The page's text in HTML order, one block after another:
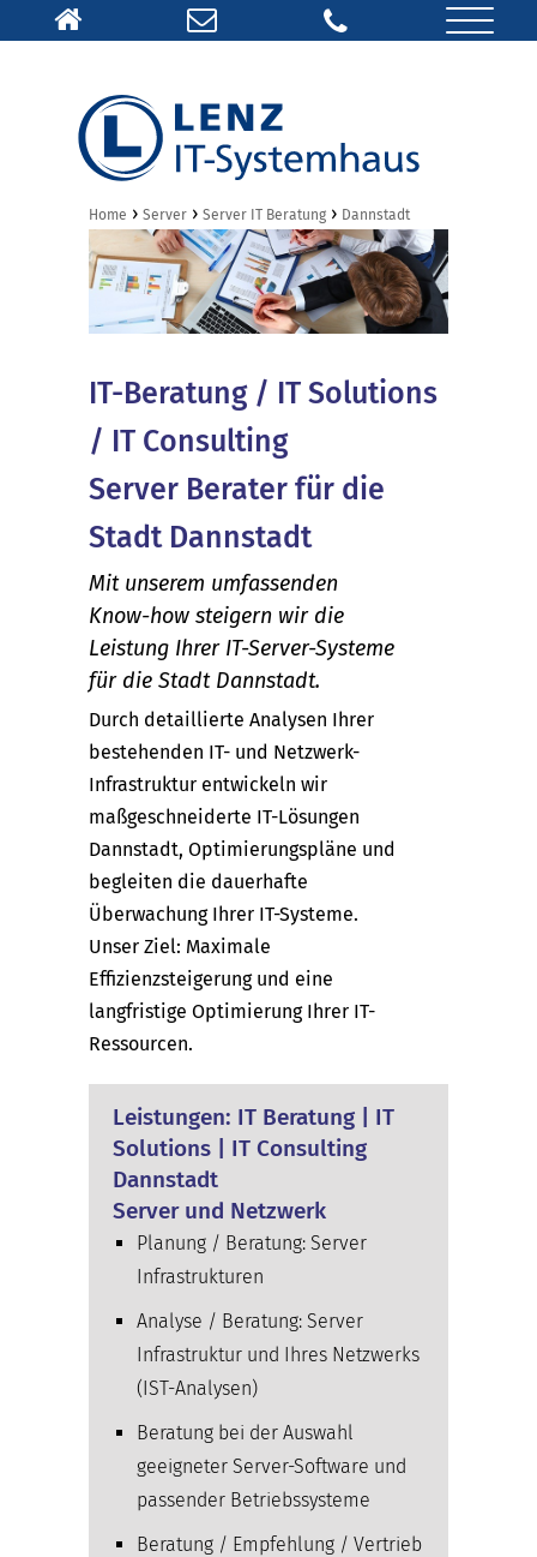
Home › Server › Server IT Beratung › Dannstadt
IT-Beratung / IT Solutions
/ IT Consulting
Server Berater für die
Stadt Dannstadt
Mit unserem umfassenden
Know-how steigern wir die
Leistung Ihrer IT-Server-Systeme
für die Stadt Dannstadt.
Durch detaillierte Analysen Ihrer
bestehenden IT- und Netzwerk-
Infrastruktur entwickeln wir
maßgeschneiderte IT-Lösungen
Dannstadt, Optimierungspläne und
begleiten die dauerhafte
Überwachung Ihrer IT-Systeme.
Unser Ziel: Maximale
Effizienzsteigerung und eine
langfristige Optimierung Ihrer IT-
Ressourcen.
Leistungen: IT Beratung | IT
Solutions | IT Consulting
Dannstadt
Server und Netzwerk
Planung / Beratung: Server
Infrastrukturen
Analyse / Beratung: Server
Infrastruktur und Ihres Netzwerks
(IST-Analysen)
Beratung bei der Auswahl
geeigneter Server-Software und
passender Betriebssysteme
Beratung / Empfehlung / Vertrieb